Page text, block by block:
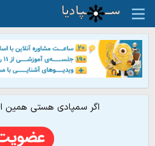
اگر سمپادی هستی همین